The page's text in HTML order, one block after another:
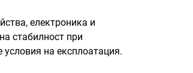
електроника и
стабилност при
на експлоатация.